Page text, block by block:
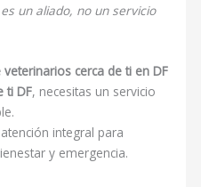
un aliado, no un servicio
cerca de ti en DF
ti DF, necesitas un servicio
integral para
y emergencia.